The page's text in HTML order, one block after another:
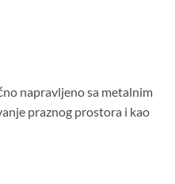
napravljeno sa metalnim
praznog prostora i kao